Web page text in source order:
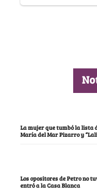
La mujer que tumbó la lista
María del Mar Pizarro y
Los opositores de Petro no
entró a la Casa Blanca